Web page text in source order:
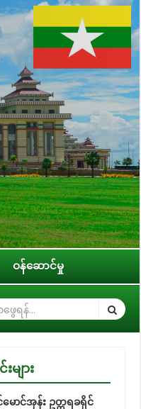
ဝန်ဆောင်မှု
နများ၊ တိုင်းဒေသကြီး/ပြည်
ျား
ာင်အုန်း ဥတ္တရခရိုင်